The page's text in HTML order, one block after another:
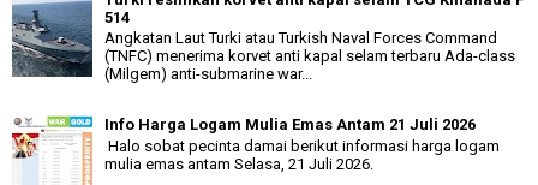
514
Angkatan Laut Turki atau Turkish Naval Forces Command
(TNFC) menerima korvet anti kapal selam terbaru Ada-class
(Milgem) anti-submarine war...
Info Harga Logam Mulia Emas Antam 21 Juli 2026
Halo sobat pecinta damai berikut informasi harga logam
mulia emas antam Selasa, 21 Juli 2026.